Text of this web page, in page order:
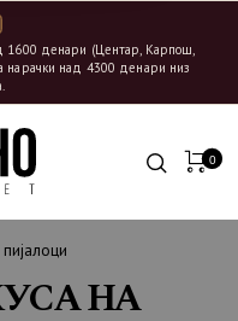
1600 денари (Центар, Карпош,
нарачки над 4300 денари низ
0
НА